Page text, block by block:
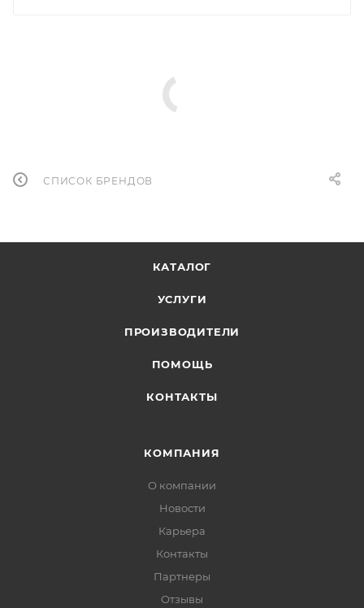
СПИСОК БРЕНДОВ
КАТАЛОГ
УСЛУГИ
ПРОИЗВОДИТЕЛИ
ПОМОЩЬ
КОНТАКТЫ
КОМПАНИЯ
О компании
Новости
Карьера
Контакты
Партнеры
Отзывы